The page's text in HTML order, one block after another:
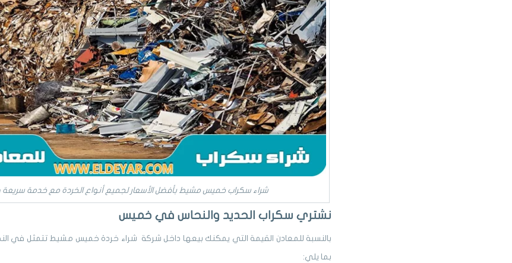
شراء سكراب خميس مشيط بأفضل الأسعار لجميع أنواع الخردة مع خدمة سريعة
نشتري سكراب الحديد والنحاس في خميس
بالنسبة للمعادن القيمة التي يمكنك بيعها داخل شركة شراء خردة خميس مشيط تتمثل في
بما يلي: